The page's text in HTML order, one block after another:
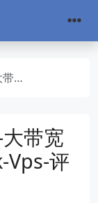
评测
带宽
Vps-评